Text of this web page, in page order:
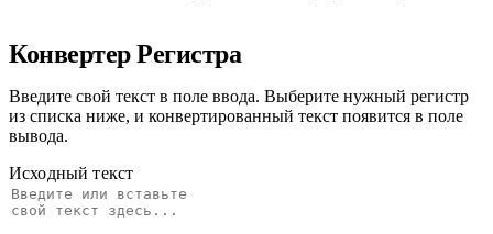
Конвертер Регистра
Введите свой текст в поле ввода. Выберите нужный регистр
из списка ниже, и конвертированный текст появится в поле
вывода.
Исходный текст